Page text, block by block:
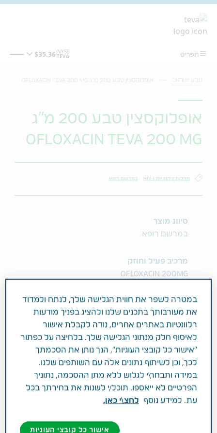
אופלוקסצין טבע 200 מ"ג
OFLOXACIN TEVA 200 MG
מחלות זיהומיות ו-HIV במרשם רופא
סיווג מוצר
במרשם רופא
מרכיב פעיל וחוזק
OFLOXACIN 200MG
תחום טיפול
מחלות זיהומיות ו-HIV
פעילות רפואית
לטיפול בזיהומים בקטריאלים הנגרמים ע"י חיידקים
הרגישים לאופלוקסצין: זיהומים במערכת הנשימה,
זיהומים באוזן, באף או בגרון, זיהומים בכליות, בדרכי
השתן ובמערכת המין (כולל מחלת מין גונוריאה),
חיידקית, זיהומים ברקמות רכות ובעור. קבוצה
במטרה לשפר את חווית הגלישה שלך, לנתח ולמדוד
את מעורבותך בתכנים שלנו ולהציג בפניך מודעות
רלוונטיות באתרים אחרים, נודה לקבלת אישור
לאיסוף חלק מנתוני הגלישה שלך. בלחיצה על כפתור
"אישור כל קובצי העוגיות", הנך נותן את הסכמתך
לכך, וכן לשיתוף נתונים אלה עם השותפים שלנו.
במידה ותבחר\י לגלוש ללא מתן ההסכמה, נתוניך
הפרטיים לא ייאספו. תוכל/י לשנות את בחירתך בכל
עת. למידע נוסף
לחצ\י כאן.
אישור כל קובצי העוגיות